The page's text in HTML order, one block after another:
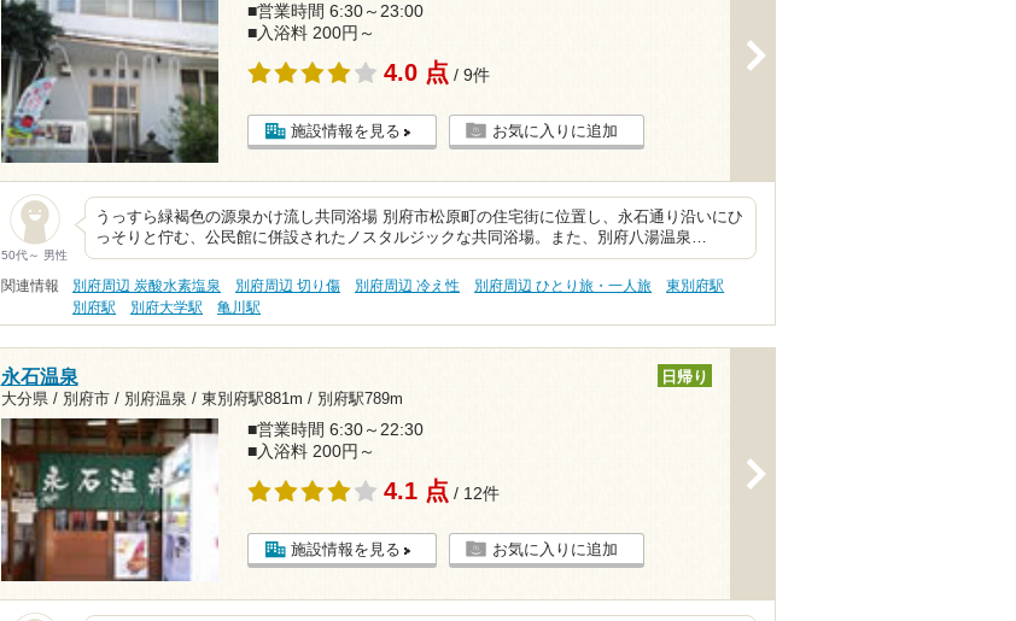
■営業時間 6:30～23:00
■入浴料 200円～
4.0 点 / 9件
施設情報を見る お気に入りに追加
50代～ 男性
うっすら緑褐色の源泉かけ流し共同浴場 別府市松原町の住宅街に位置し、永石通り沿いにひ
っそりと佇む、公民館に併設されたノスタルジックな共同浴場。また、別府八湯温泉…
関連情報 別府周辺 炭酸水素塩泉 別府周辺 切り傷 別府周辺 冷え性 別府周辺 ひとり旅・一人旅
東別府駅
別府駅
別府大学駅 亀川駅
永石温泉
大分県 / 別府市 / 別府温泉 / 東別府駅881m / 別府駅789m
日帰り
■営業時間 6:30～22:30
■入浴料 200円～
4.1 点 / 12件
施設情報を見る お気に入りに追加